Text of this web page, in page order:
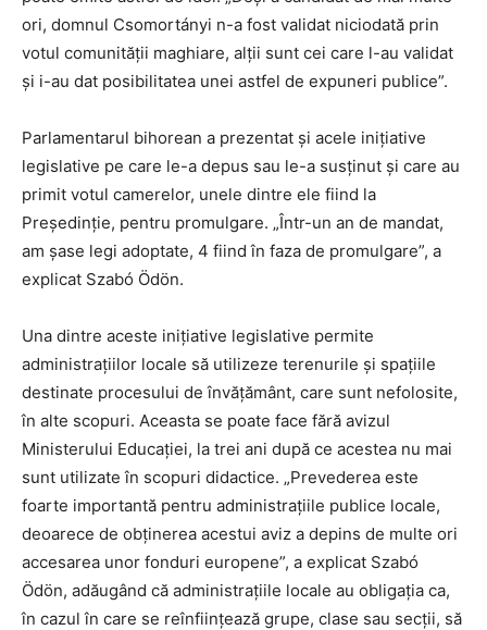
ori, domnul Csomortányi n-a fost validat niciodată prin
votul comunității maghiare, alții sunt cei care l-au validat
și i-au dat posibilitatea unei astfel de expuneri publice”.
Parlamentarul bihorean a prezentat și acele inițiative
legislative pe care le-a depus sau le-a susținut și care au
primit votul camerelor, unele dintre ele fiind la
Președinție, pentru promulgare. „Într-un an de mandat,
am șase legi adoptate, 4 fiind în faza de promulgare”, a
explicat Szabó Ödön.
Una dintre aceste inițiative legislative permite
administrațiilor locale să utilizeze terenurile și spațiile
destinate procesului de învățământ, care sunt nefolosite,
în alte scopuri. Aceasta se poate face fără avizul
Ministerului Educației, la trei ani după ce acestea nu mai
sunt utilizate în scopuri didactice. „Prevederea este
foarte importantă pentru administrațiile publice locale,
deoarece de obținerea acestui aviz a depins de multe ori
accesarea unor fonduri europene”, a explicat Szabó
Ödön, adăugând că administrațiile locale au obligația ca,
în cazul în care se reînființează grupe, clase sau secții, să